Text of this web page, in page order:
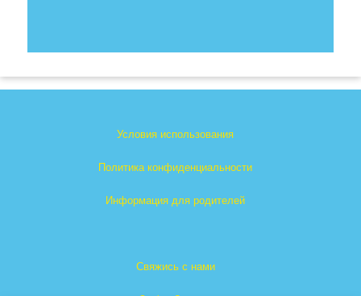
Условия использования
Политика конфиденциальности
Информация для родителей
Свяжись с нами